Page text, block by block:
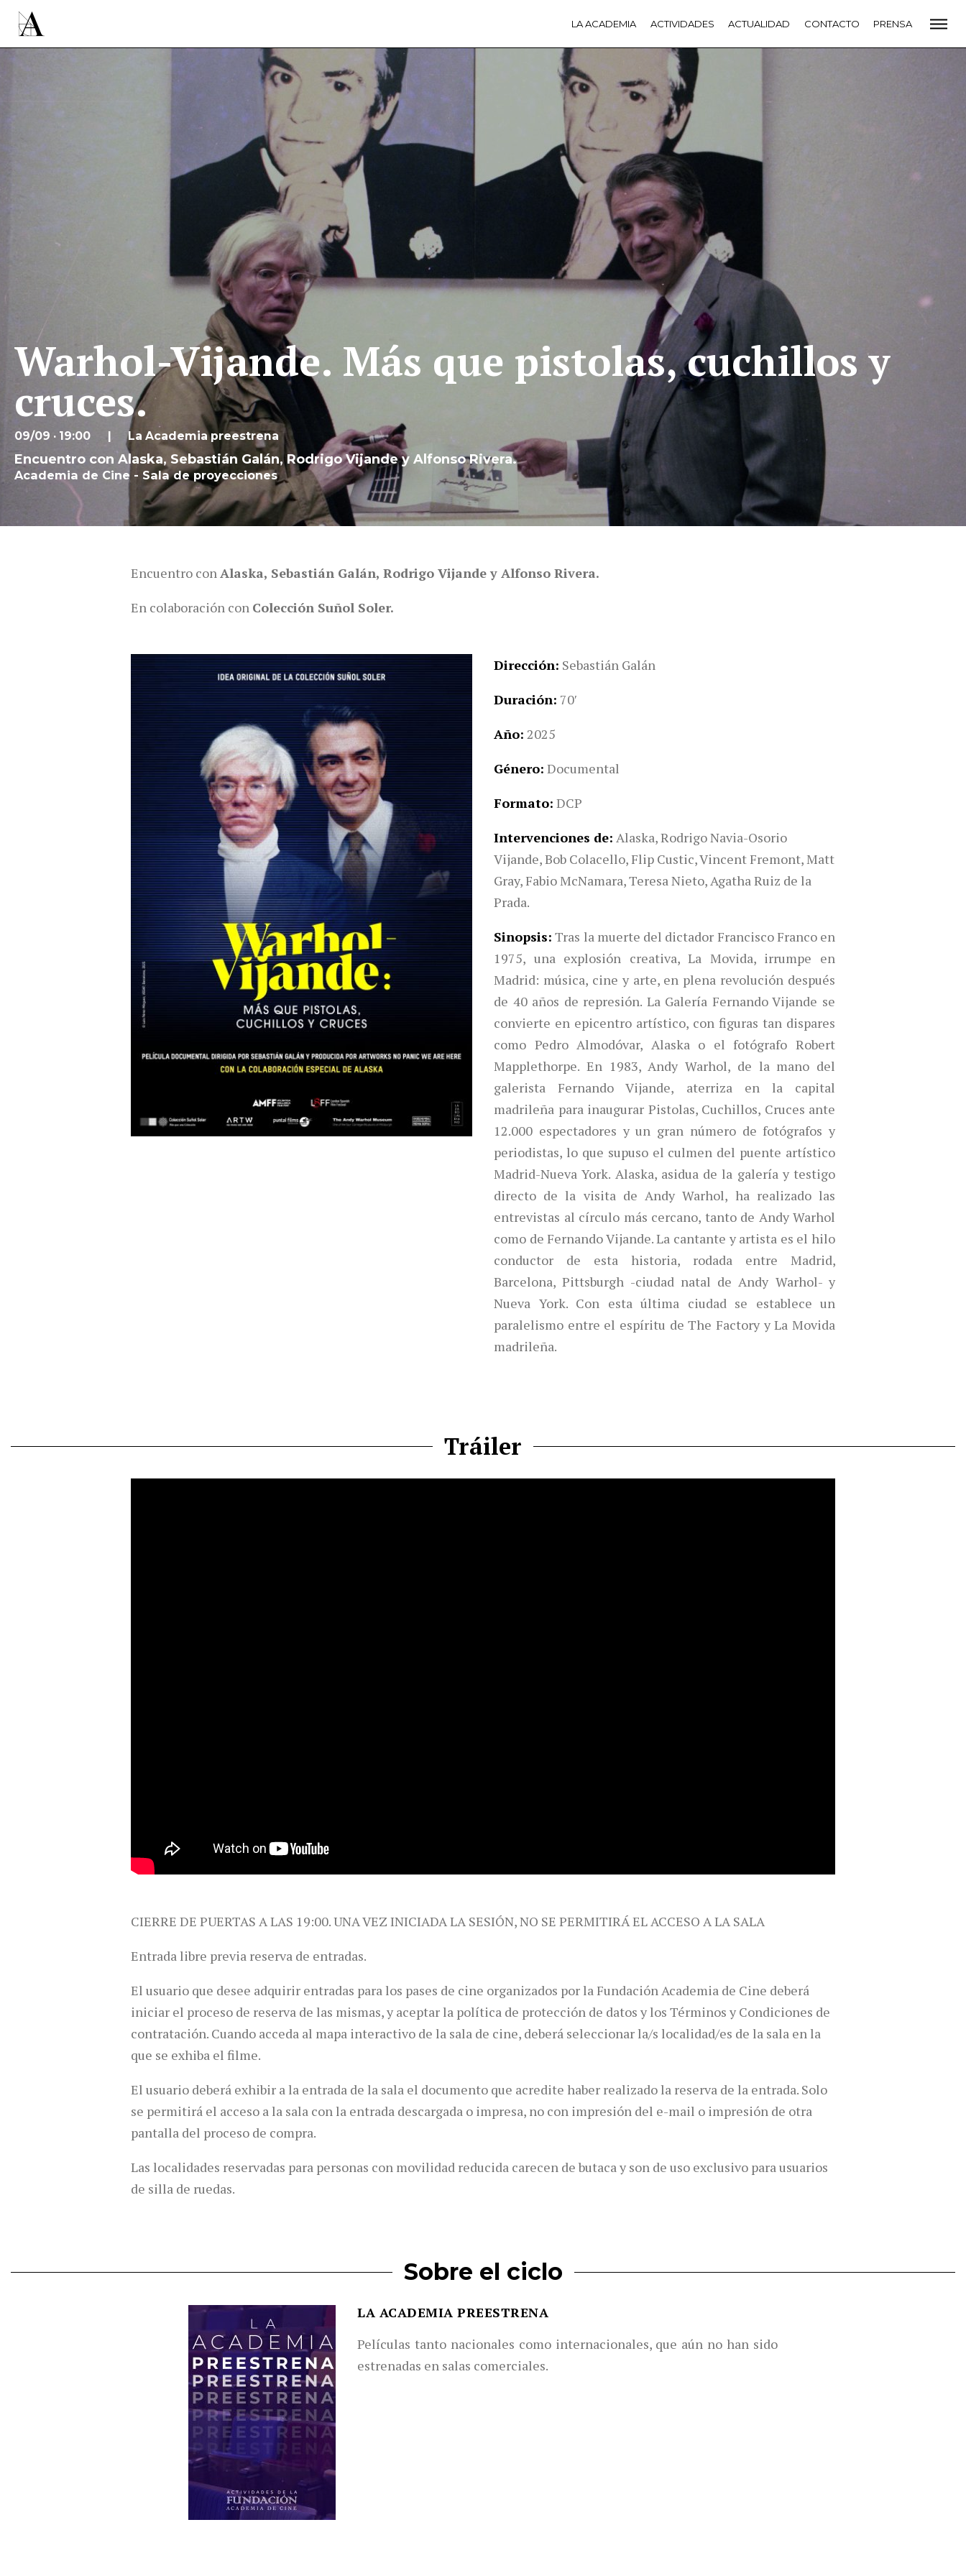
LA ACADEMIA ACTIVIDADES ACTUALIDAD CONTACTO PRENSA
Warhol-Vijande. Más que pistolas, cuchillos y
cruces.
09/09 · 19:00 La Academia preestrena
Encuentro con Alaska, Sebastián Galán, Rodrigo Vijande y Alfonso Rivera.
Academia de Cine - Sala de proyecciones
Encuentro conAlaska, Sebastián Galán, Rodrigo Vijande y Alfonso Rivera.
En colaboración con Colección Suñol Soler.
Dirección Sebastián Galán
Duración 70′
Año 2025
Género Documental
Formato DCP
Intervenciones de Alaska, Rodrigo Navia-Osorio
Vijande, Bob Colacello, Flip Custic, Vincent Fremont, Matt
Gray, Fabio McNamara, Teresa Nieto, Agatha Ruiz de la
Prada.
Sinopsis Tras la muerte del dictador Francisco Franco en
1975, una explosión creativa, La Movida, irrumpe en
Madrid: música, cine y arte, en plena revolución después
de 40 años de represión. La Galería Fernando Vijande se
convierte en epicentro artístico, con figuras tan dispares
como Pedro Almodóvar, Alaska o el fotógrafo Robert
Mapplethorpe. En 1983, Andy Warhol, de la mano del
galerista Fernando Vijande, aterriza en la capital
madrileña para inaugurar Pistolas, Cuchillos, Cruces ante
12.000 espectadores y un gran número de fotógrafos y
periodistas, lo que supuso el culmen del puente artístico
Madrid-Nueva York. Alaska, asidua de la galería y testigo
directo de la visita de Andy Warhol, ha realizado las
entrevistas al círculo más cercano, tanto de Andy Warhol
como de Fernando Vijande.La cantante y artista es el hilo
conductor de esta historia, rodada entre Madrid,
Barcelona, Pittsburgh -ciudad natal de Andy Warhol- y
Nueva York. Con esta última ciudad se establece un
paralelismo entre el espíritu de The Factory y La Movida
madrileña.
Tráiler
CIERRE DE PUERTAS A LAS 19:00. UNA VEZ INICIADA LA SESIÓN, NO SE PERMITIRÁ EL ACCESO A LA SALA
Entrada libre previa reserva de entradas.
El usuario que desee adquirir entradas para los pases de cine organizados por la Fundación Academia de Cine deberá
iniciar el proceso de reserva de las mismas, y aceptar la política de protección de datos y los Términos y Condiciones de
contratación. Cuando acceda al mapa interactivo de la sala de cine, deberá seleccionar la/s localidad/es de la sala en la
que se exhiba el filme.
El usuario deberá exhibir a la entrada de la sala el documento que acredite haber realizado la reserva de la entrada. Solo
se permitirá el acceso a la sala con la entrada descargada o impresa, no con impresión del e-mail o impresión de otra
pantalla del proceso de compra.
Las localidades reservadas para personas con movilidad reducida carecen de butaca y son de uso exclusivo para usuarios
de silla de ruedas.
Sobre el ciclo
LA ACADEMIA PREESTRENA
Películas tanto nacionales como internacionales, que aún no han sido
estrenadas en salas comerciales.
LA ACADEMIA PREMIOS GOYA FUNDACIÓN
CONTACTO
ÚNETE A LA ACADEMIA DE CINE